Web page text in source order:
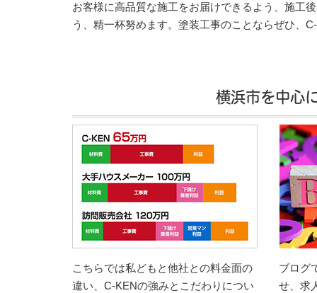
お客様に高品質な施工をお届けできるよう、施工
う、精一杯努めます。塗装工事のことならぜひ、
横浜市を中心
こちらでは私どもと他社との料金面の
違い、C-KENの強みとこだわりについ
ブログ
せ、求